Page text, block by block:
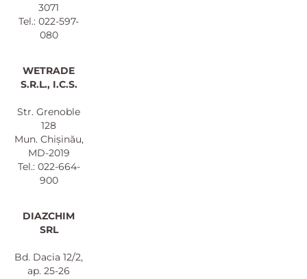
3071
Tel.: 022-597-
080
WETRADE
S.R.L., I.C.S.
Str. Grenoble
128
Mun. Chișinău,
MD-2019
Tel.: 022-664-
900
DIAZCHIM
SRL
Bd. Dacia 12/2,
ap. 25-26